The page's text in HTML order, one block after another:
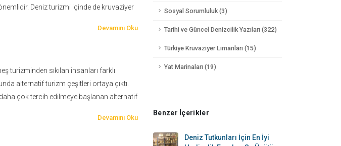
Deniz turizmi içinde de kruvaziyer
Devamını Oku
turizminden sıkılan insanları farklı
alternatif turizm çeşitleri ortaya çıktı.
çok tercih edilmeye başlanan alternatif
Devamını Oku
Sosyal Sorumluluk (3)
Tarihi ve Güncel Denizcilik Yazıları (322)
Türkiye Kruvaziyer Limanları (15)
Yat Marinaları (19)
Benzer İçerikler
Deniz Tutkunları İçin En İyi